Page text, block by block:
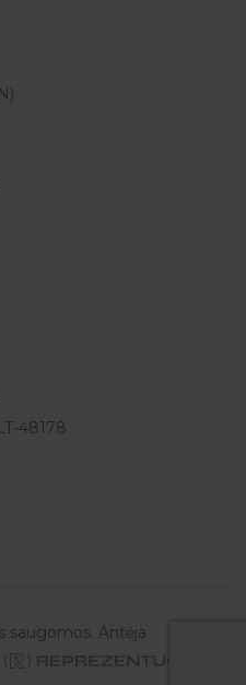
48178
saugomos. Antėja